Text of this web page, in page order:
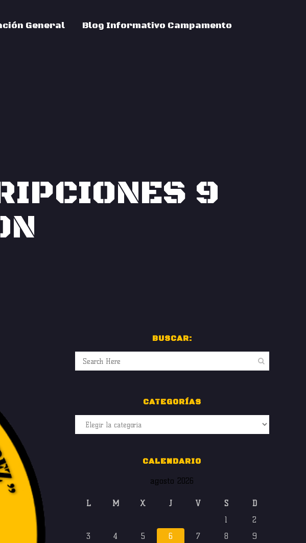
General Blog Informativo Campamento
9
BUSCAR:
CATEGORÍAS
Categorías
CALENDARIO
agosto 2026
L M X J V S
D
1
2
3
4 5 6 7 8
9